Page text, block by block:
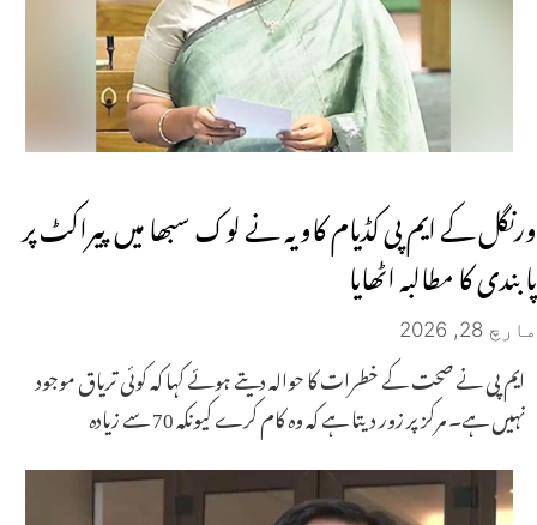
ورنگل کے ایم پی کڈیام کاویہ نے لوک سبھا میں پیراکٹ پر
پابندی کا مطالبہ اٹھایا
مارچ 28, 2026
ایم پی نے صحت کے خطرات کا حوالہ دیتے ہوئے کہا کہ کوئی تریاق موجود
نہیں ہے۔ مرکز پر زور دیتا ہے کہ وہ کام کرے کیونکہ 70 سے زیادہ